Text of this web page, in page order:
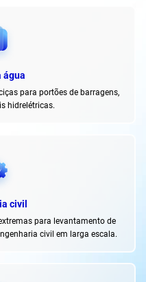
água
para portões de barragens,
hidrelétricas.
civil
para levantamento de
civil em larga escala.